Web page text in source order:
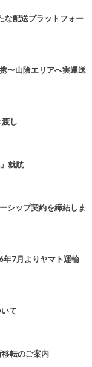
な配送プラットフォー
〜山陰エリアへ実運送
し
就航
シップ契約を締結しま
年7月よりヤマト運輸
て
転のご案内